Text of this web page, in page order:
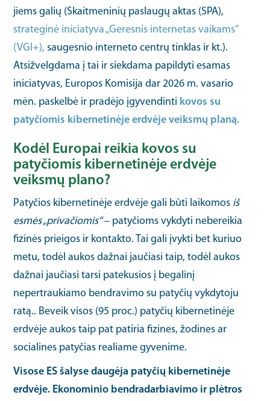
jiems galių (Skaitmeninių paslaugų aktas (SPA),
strateginė iniciatyva „Geresnis internetas vaikams“
(VGI+), saugesnio interneto centrų tinklas ir kt.).
Atsižvelgdama į tai ir siekdama papildyti esamas
iniciatyvas, Europos Komisija dar 2026 m. vasario
mėn. paskelbė ir pradėjo įgyvendinti kovos su
patyčiomis kibernetinėje erdvėje veiksmų planą.
Kodėl Europai reikia kovos su
patyčiomis kibernetinėje erdvėje
veiksmų plano?
Patyčios kibernetinėje erdvėje gali būti laikomos iš
esmės „privačiomis“– patyčioms vykdyti nebereikia
fizinės prieigos ir kontakto. Tai gali įvykti bet kuriuo
metu, todėl aukos dažnai jaučiasi taip, todėl aukos
dažnai jaučiasi tarsi patekusios į begalinį
nepertraukiamo bendravimo su patyčių vykdytoju
ratą.. Beveik visos (95 proc.) patyčių kibernetinėje
erdvėje aukos taip pat patiria fizines, žodines ar
socialines patyčias realiame gyvenime.
Visose ES šalyse daugėja patyčių kibernetinėje
erdvėje. Ekonominio bendradarbiavimo ir plėtros